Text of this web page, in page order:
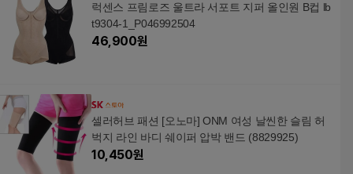
럭센스 프림로즈 울트라 서포트 지퍼 올인원 B컵 lb
t9304-1_P046992504
46,900원
셀러허브 패션 [오노마] ONM 여성 날씬한 슬림 허
벅지 라인 바디 쉐이퍼 압박 밴드 (8829925)
10,450원